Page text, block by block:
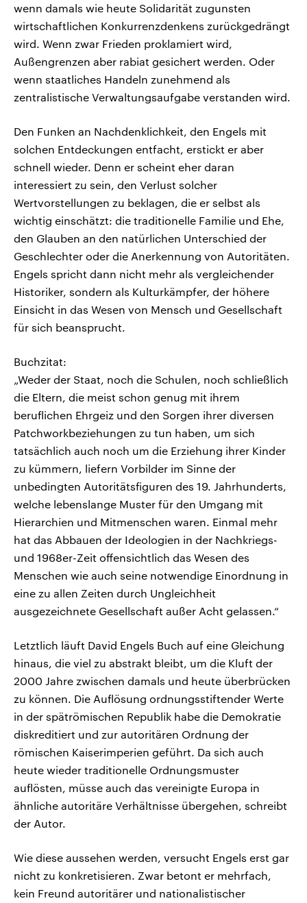
wenn damals wie heute Solidarität zugunsten
wirtschaftlichen Konkurrenzdenkens zurückgedrängt
wird. Wenn zwar Frieden proklamiert wird,
Außengrenzen aber rabiat gesichert werden. Oder
wenn staatliches Handeln zunehmend als
zentralistische Verwaltungsaufgabe verstanden wird.
Den Funken an Nachdenklichkeit, den Engels mit
solchen Entdeckungen entfacht, erstickt er aber
schnell wieder. Denn er scheint eher daran
interessiert zu sein, den Verlust solcher
Wertvorstellungen zu beklagen, die er selbst als
wichtig einschätzt: die traditionelle Familie und Ehe,
den Glauben an den natürlichen Unterschied der
Geschlechter oder die Anerkennung von Autoritäten.
Engels spricht dann nicht mehr als vergleichender
Historiker, sondern als Kulturkämpfer, der höhere
Einsicht in das Wesen von Mensch und Gesellschaft
für sich beansprucht.
Buchzitat:
„Weder der Staat, noch die Schulen, noch schließlich
die Eltern, die meist schon genug mit ihrem
beruflichen Ehrgeiz und den Sorgen ihrer diversen
Patchworkbeziehungen zu tun haben, um sich
tatsächlich auch noch um die Erziehung ihrer Kinder
zu kümmern, liefern Vorbilder im Sinne der
unbedingten Autoritätsfiguren des 19. Jahrhunderts,
welche lebenslange Muster für den Umgang mit
Hierarchien und Mitmenschen waren. Einmal mehr
hat das Abbauen der Ideologien in der Nachkriegs-
und 1968er-Zeit offensichtlich das Wesen des
Menschen wie auch seine notwendige Einordnung in
eine zu allen Zeiten durch Ungleichheit
ausgezeichnete Gesellschaft außer Acht gelassen.“
Letztlich läuft David Engels Buch auf eine Gleichung
hinaus, die viel zu abstrakt bleibt, um die Kluft der
2000 Jahre zwischen damals und heute überbrücken
zu können. Die Auflösung ordnungsstiftender Werte
in der spätrömischen Republik habe die Demokratie
diskreditiert und zur autoritären Ordnung der
römischen Kaiserimperien geführt. Da sich auch
heute wieder traditionelle Ordnungsmuster
auflösten, müsse auch das vereinigte Europa in
ähnliche autoritäre Verhältnisse übergehen, schreibt
der Autor.
Wie diese aussehen werden, versucht Engels erst gar
nicht zu konkretisieren. Zwar betont er mehrfach,
kein Freund autoritärer und nationalistischer